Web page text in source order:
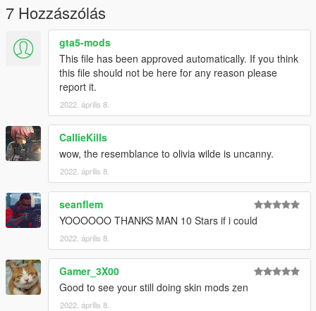
7 Hozzászólás
gta5-mods
This file has been approved automatically. If you think
this file should not be here for any reason please
report it.
2022. április 8.
CallieKills
wow, the resemblance to olivia wilde is uncanny.
2022. április 8.
seanflem
YOOOOOO THANKS MAN 10 Stars if i could
2022. április 8.
Gamer_3X00
Good to see your still doing skin mods zen
2022. április 8.